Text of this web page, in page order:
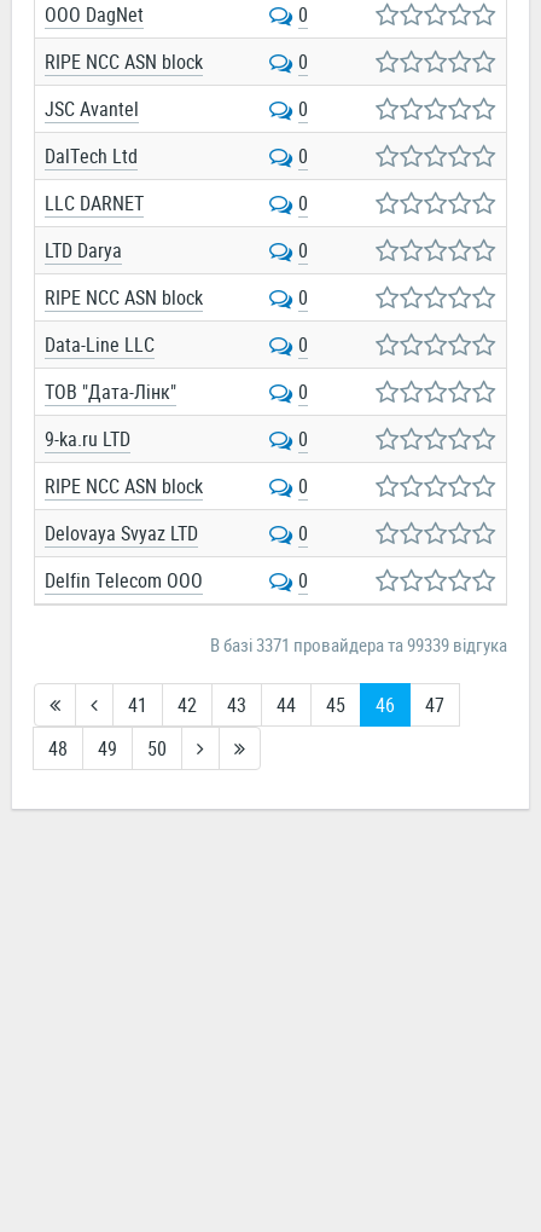
OOO DagNet
0
RIPE NCC ASN block
0
JSC Avantel
0
DalTech Ltd
0
LLC DARNET
0
LTD Darya
0
RIPE NCC ASN block
0
Data-Line LLC
0
ТОВ "Дата-Лінк"
0
9-ka.ru LTD
0
RIPE NCC ASN block
0
Delovaya Svyaz LTD
0
Delfin Telecom OOO
0
В базі 3371 провайдера та 99339 відгука
41 42 43 44 45 46
47
48
49 50